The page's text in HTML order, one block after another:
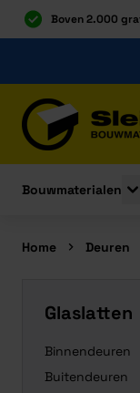
Boven 2.000
Bouwmaterialen
Home Deuren
Glaslatten
Binnendeuren
Buitendeuren